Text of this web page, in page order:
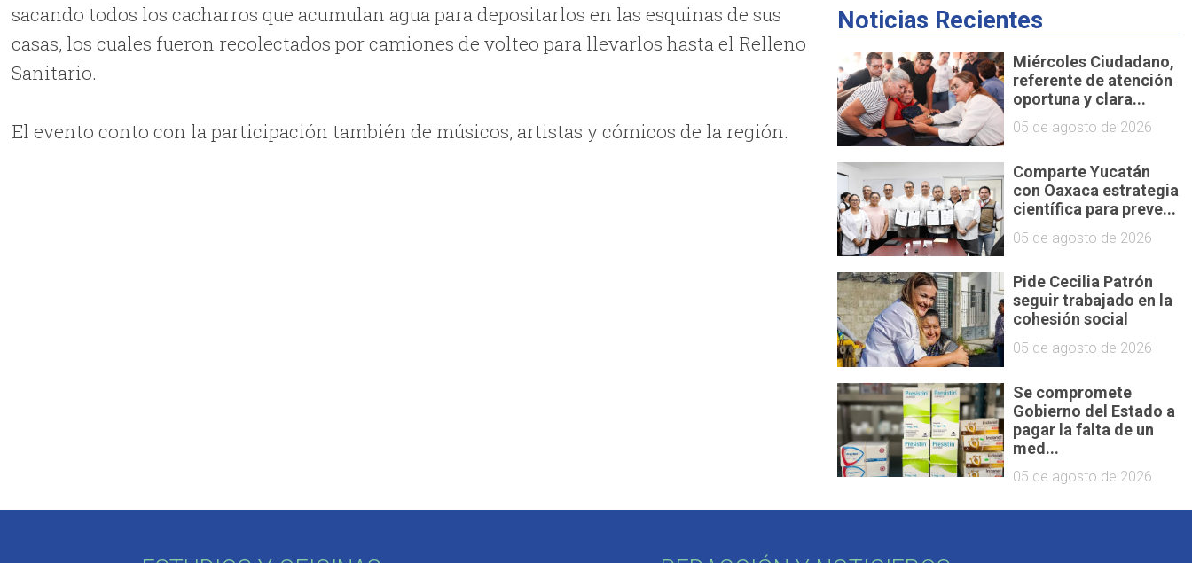
sacando todos los cacharros que acumulan agua para depositarlos en las esquinas de sus
casas, los cuales fueron recolectados por camiones de volteo para llevarlos hasta el Relleno
Sanitario.
El evento conto con la participación también de músicos, artistas y cómicos de la región.
Noticias Recientes
Miércoles Ciudadano,
referente de atención
oportuna y clara...
05 de agosto de 2026
Comparte Yucatán
con Oaxaca estrategia
científica para preve...
05 de agosto de 2026
Pide Cecilia Patrón
seguir trabajado en la
cohesión social
05 de agosto de 2026
Se compromete
Gobierno del Estado a
pagar la falta de un
med...
05 de agosto de 2026